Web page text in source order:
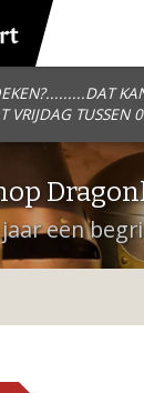
VRIJDAG TUSSEN
een